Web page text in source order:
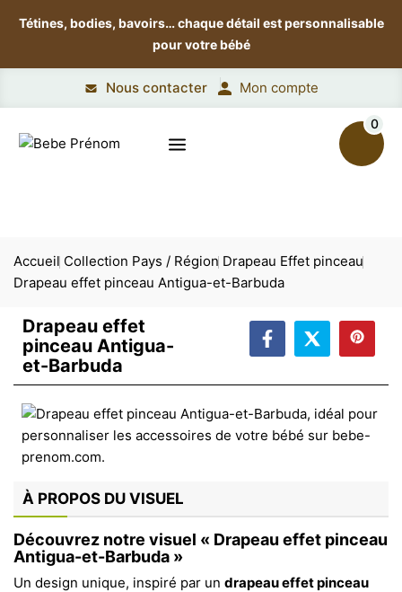
Tétines, bodies, bavoirs…chaque détail est personnalisable
pour votre bébé
Nous contacter Mon compte
0
Accueil Collection Pays / Région Drapeau Effet pinceau
Drapeau effet pinceau Antigua-et-Barbuda
Drapeau effet
pinceau Antigua-
et-Barbuda
À PROPOS DU VISUEL
Découvrez notre visuel « Drapeau effet pinceau
Antigua-et-Barbuda »
Un design unique, inspiré par un drapeau effet pinceau